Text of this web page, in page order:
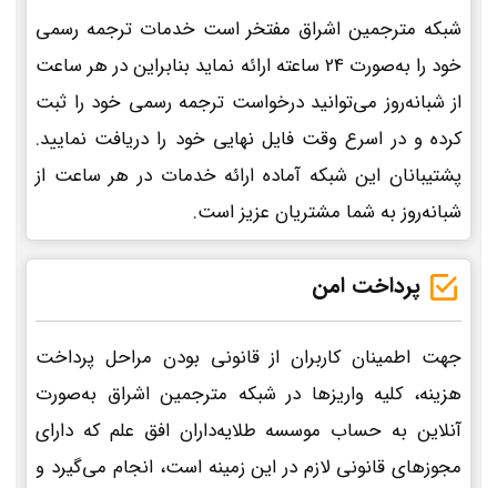
شبکه مترجمین اشراق مفتخر است خدمات ترجمه رسمی
خود را به‌صورت 24 ساعته ارائه نماید بنابراین در هر ساعت
از شبانه‌روز می‌توانید درخواست ترجمه رسمی خود را ثبت
کرده و در اسرع وقت فایل نهایی خود را دریافت نمایید.
پشتیبانان این شبکه آماده ارائه خدمات در هر ساعت از
شبانه‌روز به شما مشتریان عزیز است.
پرداخت امن
جهت اطمینان کاربران از قانونی بودن مراحل پرداخت
هزینه، کلیه واریزها در شبکه مترجمین اشراق به‌صورت
آنلاین به حساب موسسه طلایه‌داران افق علم که دارای
مجوزهای قانونی لازم در این زمینه است، انجام می‌گیرد و